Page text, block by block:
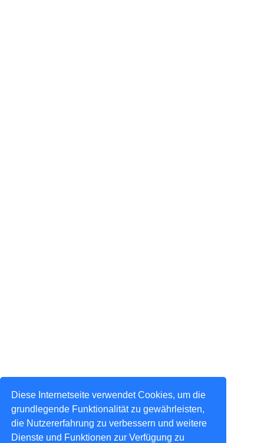
Diese Internetseite verwendet Cookies, um die
grundlegende Funktionalität zu gewährleisten,
die Nutzererfahrung zu verbessern und weitere
Dienste und Funktionen zur Verfügung zu